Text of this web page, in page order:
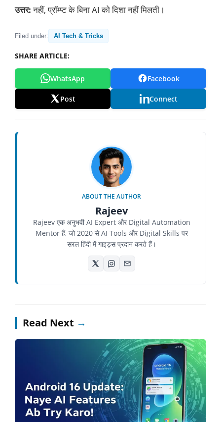
उत्तर:नहीं, प्रॉम्प्ट के बिना AI को दिशा नहीं मिलती।
Filed under: AI Tech & Tricks
SHARE ARTICLE:
WhatsApp Facebook
Post Connect
ABOUT THE AUTHOR
Rajeev
Rajeev एक अनुभवी AI Expert और Digital Automation
Mentor हैं, जो 2020 से AI Tools और Digital Skills पर
सरल हिंदी में गाइड्स प्रदान करते हैं।
Read Next →